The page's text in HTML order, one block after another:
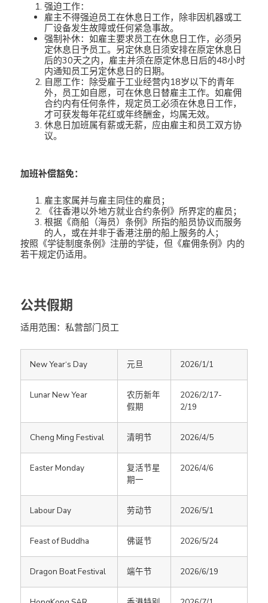
强迫工作：
雇主不得强迫员工在休息日工作，除非因机器或工
厂设备发生故障或任何紧急事故。
强制补休：如雇主要求员工在休息日工作，必须另
定休息日予员工。另定休息日须安排在原定休息日
后的30天之内，雇主并须在原定休息日后的48小时
内通知员工另定休息日的日期。
自愿工作：除受雇于工业经营内18岁以下的青年
外，员工如自愿，可在休息日替雇主工作。如雇佣
合约内有任何条件，规定员工必须在休息日工作，
才可获发每年花红或年终酬金，均属无效。
休息日加班属有薪或无薪，应由雇主和员工双方协
议。
加班补偿豁免：
雇主家属并与雇主同住的雇员；
《往香港以外地方就业合约条例》所界定的雇员；
根据《商船（海员）条例》所指的船员协议而服务
的人，或在并非于香港注册的船上服务的人；
按照《学徒制度条例》注册的学徒，但《雇佣条例》内的
若干规定仍适用。
公共假期
适用范围：私营部门员工
New Year‘s Day 元旦 2026/1/1
Lunar New Year
农历新年
假期
2026/2/17-
2/19
Cheng Ming Festival 清明节 2026/4/5
Easter Monday
复活节星
期一
2026/4/6
Labour Day 劳动节 2026/5/1
Feast of Buddha 佛诞节 2026/5/24
Dragon Boat Festival 端午节 2026/6/19